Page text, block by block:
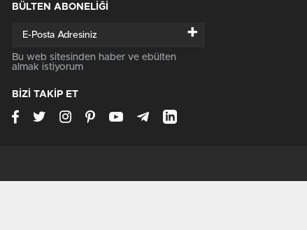
BÜLTEN ABONELİĞİ
+
Bu web sitesinden haber ve ebülten
almak istiyorum
BİZİ TAKİP ET